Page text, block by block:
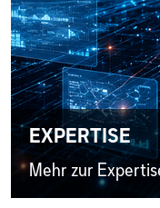
EXPERTISE
Mehr zur